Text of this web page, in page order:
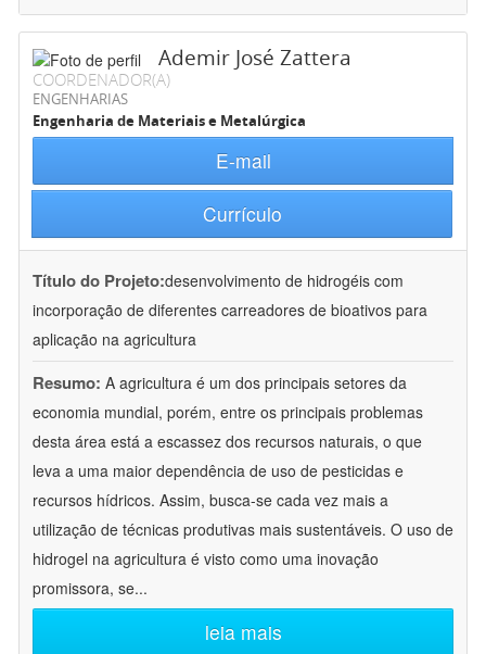
Ademir José Zattera
COORDENADOR(A)
ENGENHARIAS
Engenharia de Materiais e Metalúrgica
E-mail
Currículo
Título do Projeto:desenvolvimento de hidrogéis com
incorporação de diferentes carreadores de bioativos para
aplicação na agricultura
Resumo: A agricultura é um dos principais setores da
economia mundial, porém, entre os principais problemas
desta área está a escassez dos recursos naturais, o que
leva a uma maior dependência de uso de pesticidas e
recursos hídricos. Assim, busca-se cada vez mais a
utilização de técnicas produtivas mais sustentáveis. O uso de
hidrogel na agricultura é visto como uma inovação
promissora, se...
leia mais